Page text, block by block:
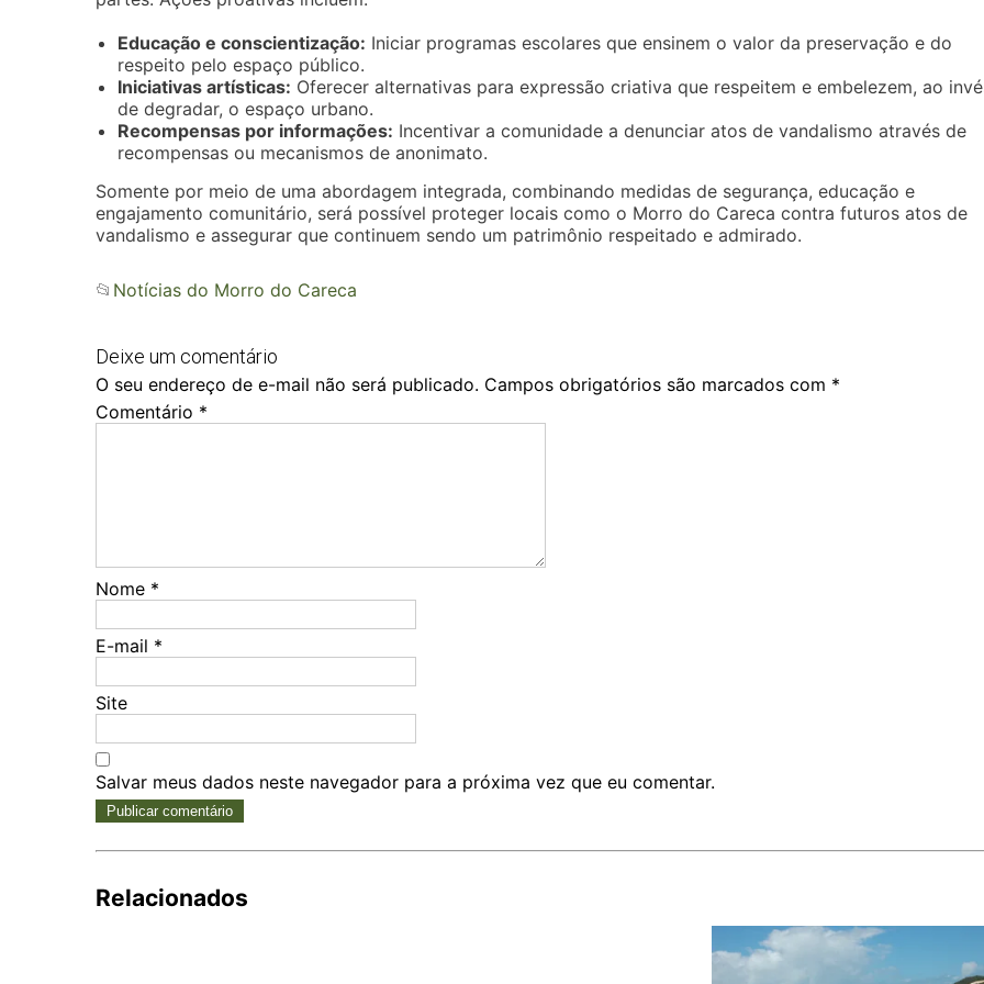
Educação e conscientização: Iniciar programas escolares que ensinem o valor da preservação e do
respeito pelo espaço público.
Iniciativas artísticas: Oferecer alternativas para expressão criativa que respeitem e embelezem, ao
de degradar, o espaço urbano.
Recompensas por informações: Incentivar a comunidade a denunciar atos de vandalismo através de
recompensas ou mecanismos de anonimato.
Somente por meio de uma abordagem integrada, combinando medidas de segurança, educação e
engajamento comunitário, será possível proteger locais como o Morro do Careca contra futuros atos de
vandalismo e assegurar que continuem sendo um patrimônio respeitado e admirado.
📂 Notícias do Morro do Careca
Deixe um comentário
O seu endereço de e-mail não será publicado. Campos obrigatórios são marcados com *
Comentário *
Nome *
E-mail *
Site
Salvar meus dados neste navegador para a próxima vez que eu comentar.
Relacionados